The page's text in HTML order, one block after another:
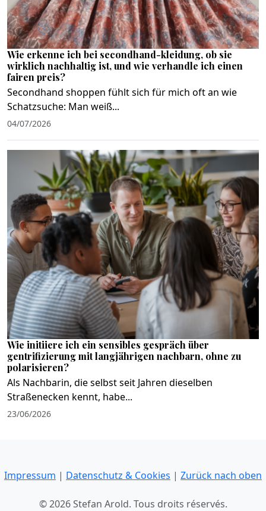
Wie erkenne ich bei secondhand-kleidung, ob sie
wirklich nachhaltig ist, und wie verhandle ich einen
fairen preis?
Secondhand shoppen fühlt sich für mich oft an wie
Schatzsuche: Man weiß...
04/07/2026
Wie initiiere ich ein sensibles gespräch über
gentrifizierung mit langjährigen nachbarn, ohne zu
polarisieren?
Als Nachbarin, die selbst seit Jahren dieselben
Straßenecken kennt, habe...
23/06/2026
Impressum | Datenschutz & Cookies | Zurück nach oben
© 2026 Stefan Arold. Tous droits réservés.